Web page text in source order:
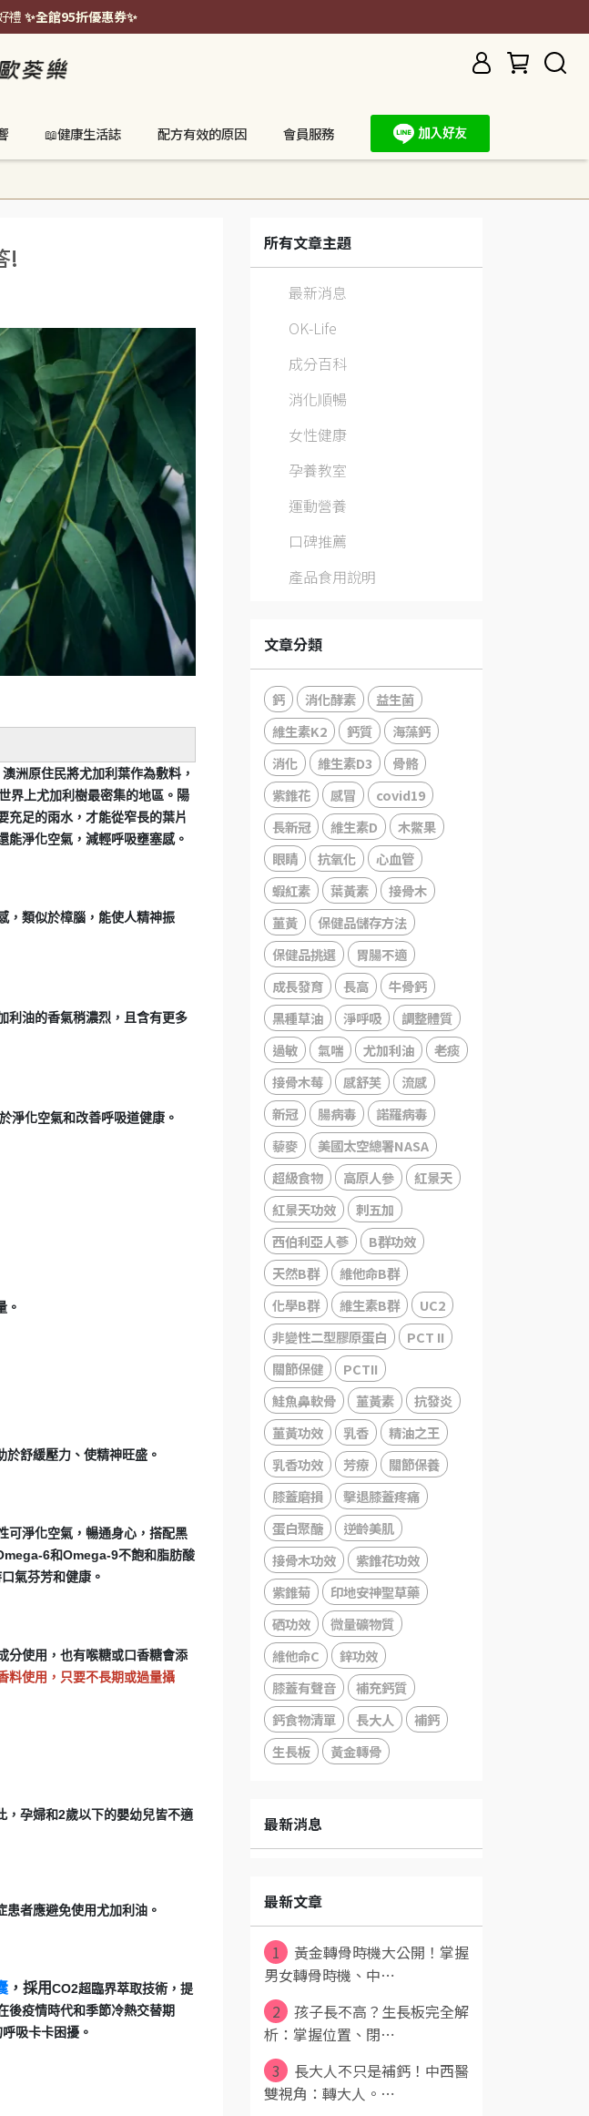
禮 ✨全館95折優惠券✨
📖健康生活誌 配方有效的原因 會員服務
!
洲原住民將尤加利葉作為敷料，
界上尤加利樹最密集的地區。陽
充足的雨水，才能從窄長的葉片
能淨化空氣，減輕呼吸壅塞感。
，類似於樟腦，能使人精神振
利油的香氣稍濃烈，且含有更多
淨化空氣和改善呼吸道健康。
。
舒緩壓力、使精神旺盛。
可淨化空氣，暢通身心，搭配黑
6和Omega-9不飽和脂肪酸
氣芬芳和健康。
分使用，也有喉糖或口香糖會添
料使用，只要不長期或過量攝
，孕婦和2歲以下的嬰幼兒皆不適
者應避免使用尤加利油。
，採用CO2超臨界萃取技術，提
後疫情時代和季節冷熱交替期
吸卡卡困擾。
所有文章主題
最新消息
OK-Life
成分百科
消化順暢
女性健康
孕養教室
運動營養
口碑推薦
產品食用說明
文章分類
鈣 消化酵素
益生菌
維生素K2
鈣質
海藻鈣
消化
維生素D3
骨骼
紫錐花
感冒
covid19
長新冠
維生素D
木鱉果
眼睛
抗氧化
心血管
蝦紅素
葉黃素
接骨木
薑黃
保健品儲存方法
保健品挑選
胃腸不適
成長發育
長高
牛骨鈣
黑種草油
淨呼吸
調整體質
過敏
氣喘 尤加利油
老痰
接骨木莓
感舒芙
流感
新冠
腸病毒
諾羅病毒
藜麥
美國太空總署NASA
超級食物
高原人參
紅景天
紅景天功效
刺五加
西伯利亞人蔘
B群功效
天然B群
維他命B群
化學B群
維生素B群
UC2
非變性二型膠原蛋白
PCT II
關節保健
PCTII
鮭魚鼻軟骨
薑黃素
抗發炎
薑黃功效
乳香
精油之王
乳香功效
芳療
關節保養
膝蓋磨損
擊退膝蓋疼痛
蛋白聚醣
逆齡美肌
接骨木功效
紫錐花功效
紫錐菊
印地安神聖草藥
硒功效
微量礦物質
維他命C
鋅功效
膝蓋有聲音
補充鈣質
鈣食物清單
長大人
補鈣
生長板
黃金轉骨
最新消息
最新文章
1
黃金轉骨時機大公開！掌握
男女轉骨時機、中⋯
2
孩子長不高？生長板完全解
析：掌握位置、閉⋯
3
長大人不只是補鈣！中西醫
雙視角：轉大人。⋯